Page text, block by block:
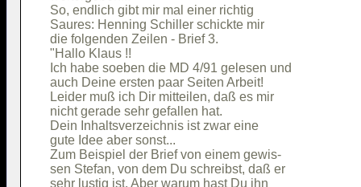
So, endlich gibt mir mal einer richtig
Saures: Henning Schiller schickte mir
die folgenden Zeilen - Brief 3.
"Hallo Klaus !!
Ich habe soeben die MD 4/91 gelesen und
auch Deine ersten paar Seiten Arbeit!
Leider muß ich Dir mitteilen, daß es mir
nicht gerade sehr gefallen hat.
Dein Inhaltsverzeichnis ist zwar eine
gute Idee aber sonst...
Zum Beispiel der Brief von einem gewis-
sen Stefan, von dem Du schreibst, daß er
sehr lustig ist. Aber warum hast Du ihn